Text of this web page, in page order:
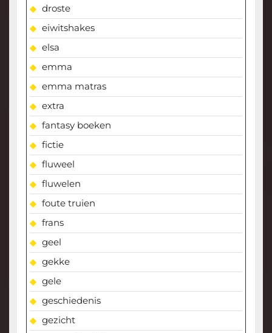
droste
eiwitshakes
elsa
emma
emma matras
extra
fantasy boeken
fictie
fluweel
fluwelen
foute truien
frans
geel
gekke
gele
geschiedenis
gezicht